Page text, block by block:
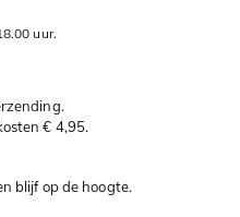
uur.
€ 4,95.
blijf op de hoogte.